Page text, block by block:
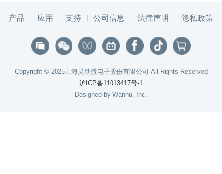
产品 应用 支持 公司信息 法律声明 隐私政策
Copyright © 2025上海灵动微电子股份有限公司 All Rights Reserved
沪ICP备11013417号-1
Designed by Wanhu, Inc.